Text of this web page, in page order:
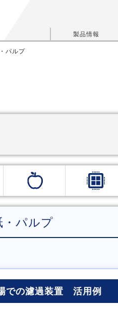
製品情報
パルプ
・パルプ
での濾過装置 活用例